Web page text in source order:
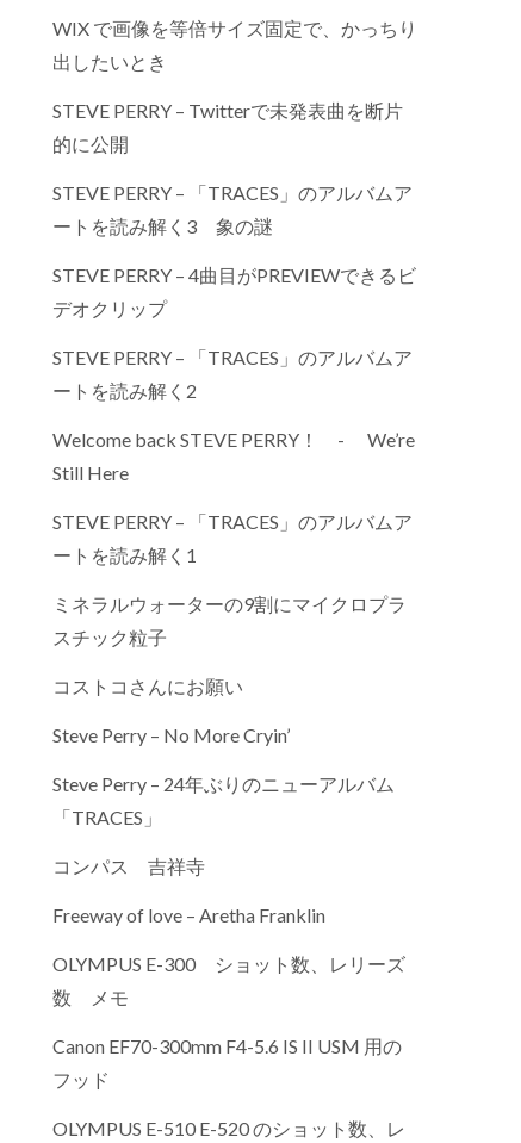
WIX で画像を等倍サイズ固定で、かっちり
出したいとき
STEVE PERRY – Twitterで未発表曲を断片
的に公開
STEVE PERRY – 「TRACES」のアルバムア
ートを読み解く3 象の謎
STEVE PERRY – 4曲目がPREVIEWできるビ
デオクリップ
STEVE PERRY – 「TRACES」のアルバムア
ートを読み解く2
Welcome back STEVE PERRY！ - We’re
Still Here
STEVE PERRY – 「TRACES」のアルバムア
ートを読み解く1
ミネラルウォーターの9割にマイクロプラ
スチック粒子
コストコさんにお願い
Steve Perry – No More Cryin’
Steve Perry – 24年ぶりのニューアルバム
「TRACES」
コンパス 吉祥寺
Freeway of love – Aretha Franklin
OLYMPUS E-300 ショット数、レリーズ
数 メモ
Canon EF70-300mm F4-5.6 IS II USM 用の
フッド
OLYMPUS E-510 E-520 のショット数、レ